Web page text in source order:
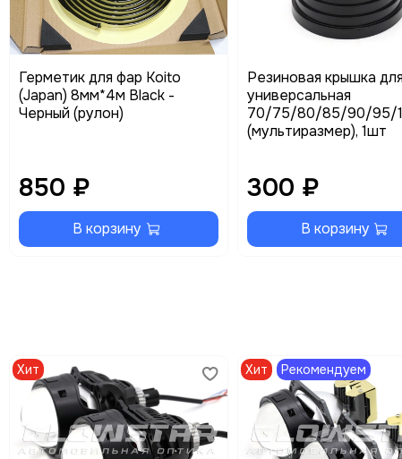
Герметик для фар Koito
(Japan) 8мм*4м Black -
Черный (рулон)
850 ₽
В корзину
Резиновая крышка
универсальная
70/75/80/85/90/95/
(мультиразмер), 1шт
300 ₽
В корзину
Хит Хит Рекомендуем